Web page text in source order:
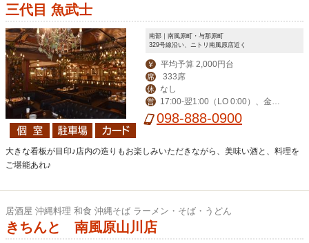
三代目 魚武士
南部｜南風原町・与那原町
329号線沿い、ニトリ南風原店近く
￥ 平均予算 2,000円台
席 333席
休 なし
営
17:00-翌1:00（LO 0:00）、金土
祝前17:00-翌2:00（LO 翌1:00）
098-888-0900
大きな看板が目印♪店内の造りもお楽しみいただきながら、美味い酒と、料理を
ご堪能あれ♪
居酒屋 沖縄料理 和食 沖縄そば ラーメン・そば・うどん
きちんと 南風原山川店